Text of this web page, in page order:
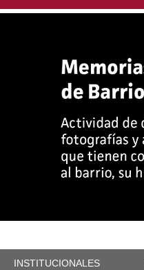
INSTITUCIONALES